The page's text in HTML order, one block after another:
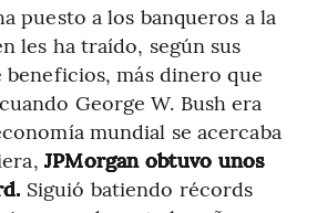
puesto a los banqueros a la
les ha traído, según sus
más dinero que
George W. Bush era
mundial se acercaba
JPMorgan obtuvo unos
Siguió batiendo récords